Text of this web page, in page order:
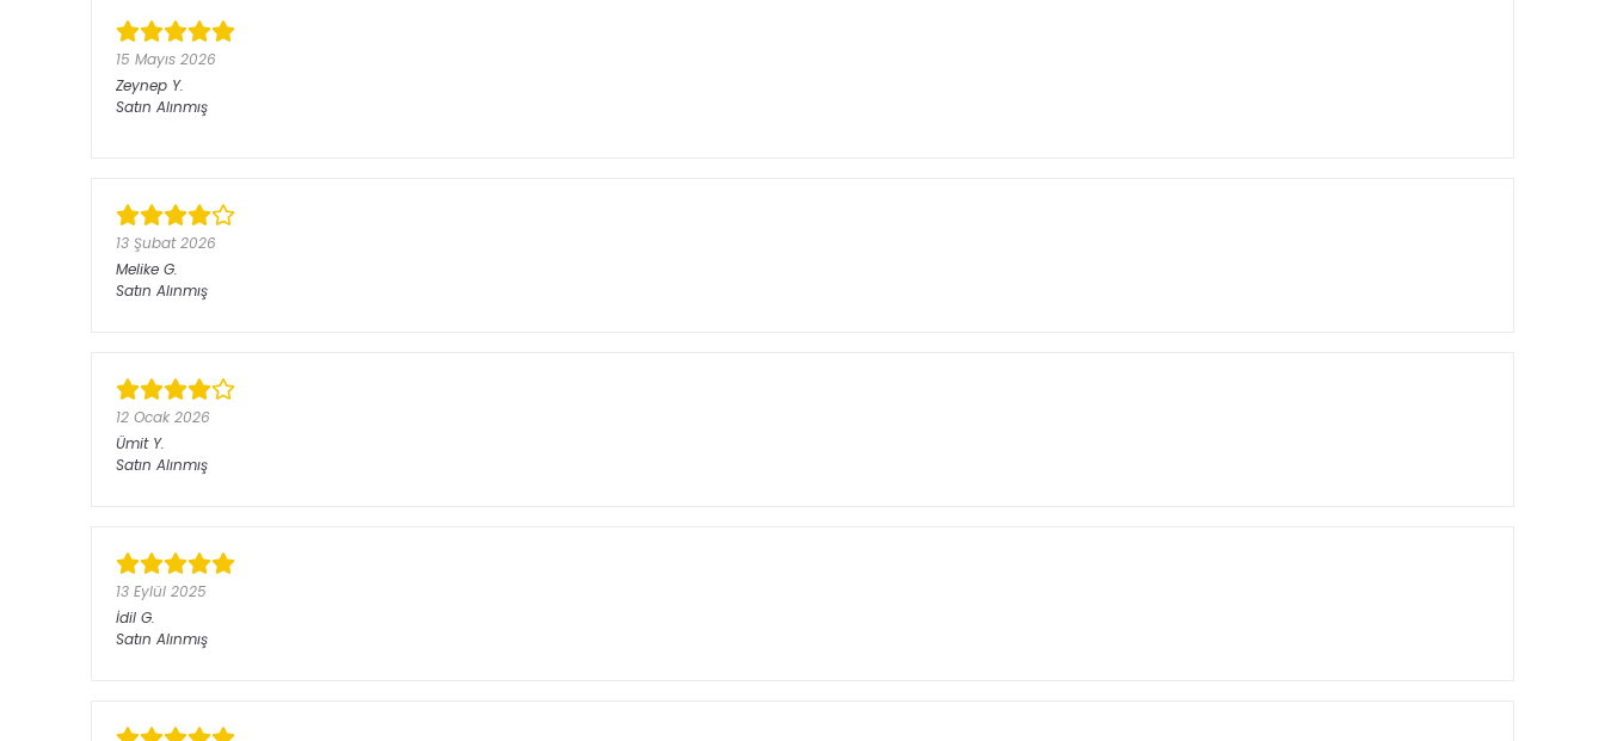
15 Mayıs 2026
Zeynep Y.
Satın Alınmış
13 Şubat 2026
Melike G.
Satın Alınmış
12 Ocak 2026
Ümit Y.
Satın Alınmış
13 Eylül 2025
İdil G.
Satın Alınmış